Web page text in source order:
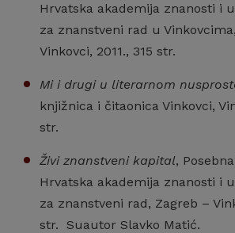
Hrvatska akademija znanosti i
za znanstveni rad u
Vinkovci, 2011., 315 str.
Mi i drugi u literarnom
knjižnica i čitaonica Vinkovci,
str.
Živi znanstveni kapital,
Hrvatska akademija znanosti i
za znanstveni rad, Zagreb –
str. Suautor Slavko Matić.